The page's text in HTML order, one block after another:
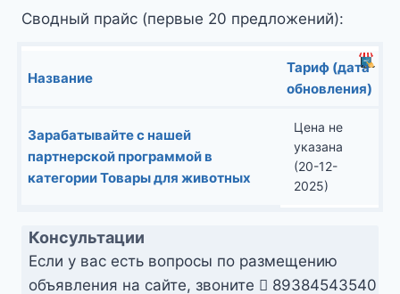
Сводный прайс (первые 20 предложений):
Название
Тариф (дата
обновления)
Зарабатывайте с нашей
партнерской программой в
категории Товары для животных
Цена не
указана
(20-12-
2025)
Консультации
Если у вас есть вопросы по размещению
объявления на сайте, звоните
89384543540